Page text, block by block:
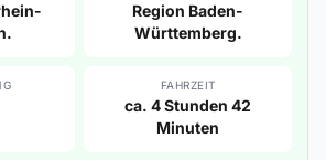
Region Baden-
Württemberg.
FAHRZEIT
ca. 4 Stunden 42
Minuten